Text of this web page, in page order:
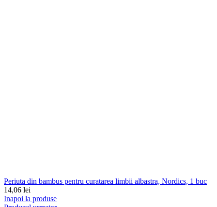
Periuta din bambus pentru curatarea limbii albastra, Nordics, 1 buc
14,06 lei
Inapoi la produse